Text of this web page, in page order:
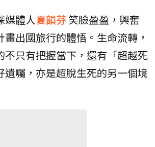
媒體人夏韻芬笑臉盈盈，興奮
出國旅行的體悟。生命流轉，
不只有把握當下，還有「超越死
囑，亦是超脫生死的另一個境